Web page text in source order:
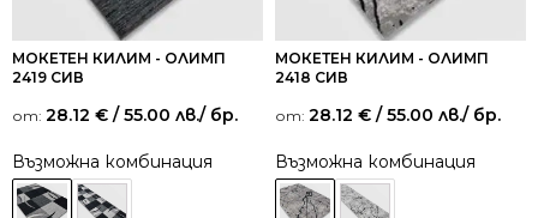
МОКЕТЕН КИЛИМ - ОЛИМП
2419 СИВ
от: 28.12 € / 55.00 лв./ бр.
Възможна комбинация
МОКЕТЕН КИЛИМ - ОЛИМП
2418 СИВ
от: 28.12 € / 55.00 лв./ бр.
Възможна комбинация